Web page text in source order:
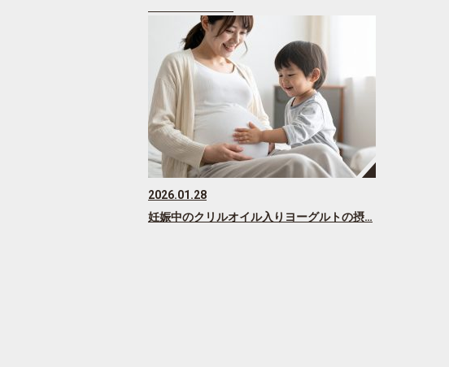
2026.01.28
妊娠中のクリルオイル入りヨーグルトの摂…